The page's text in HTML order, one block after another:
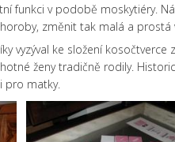
funkci v podobě moskytiéry.
změnit tak malá a prostá
vyzýval ke složení
ženy tradičně rodily.
pro matky.